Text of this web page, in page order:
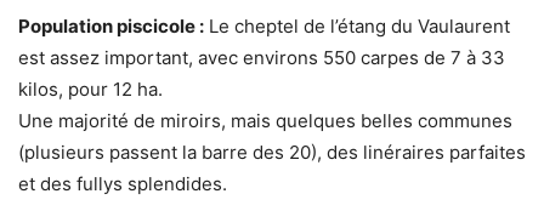
Population piscicole : Le cheptel de l’étang du Vaulaurent
est assez important, avec environs 550 carpes de 7 à 33
kilos, pour 12 ha.
Une majorité de miroirs, mais quelques belles communes
(plusieurs passent la barre des 20), des linéraires parfaites
et des fullys splendides.